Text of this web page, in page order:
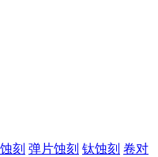
刻 弹片蚀刻 钛蚀刻 卷对